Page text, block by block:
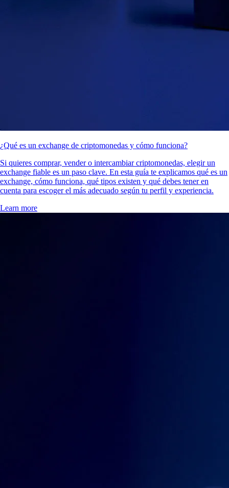
¿Qué es un exchange de criptomonedas y cómo funciona?
Si quieres comprar, vender o intercambiar criptomonedas, elegir un
exchange fiable es un paso clave. En esta guía te explicamos qué es un
exchange, cómo funciona, qué tipos existen y qué debes tener en
cuenta para escoger el más adecuado según tu perfil y experiencia.
Learn more